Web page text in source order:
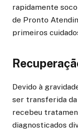
rapidamente
de Pronto
primeiros
Devido à
ser transferida da
recebeu
diagnosticados